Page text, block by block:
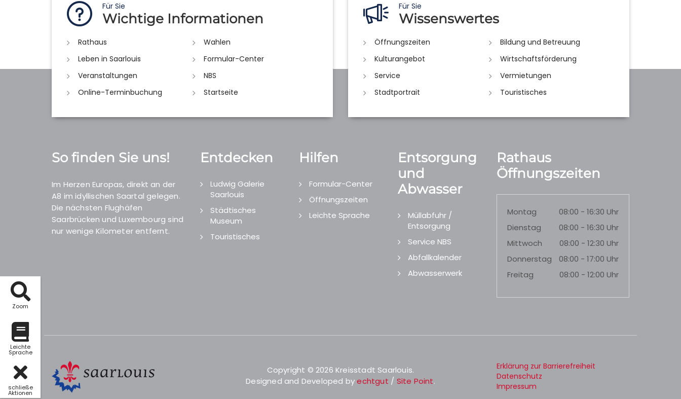
Zoom
Leichte
Sprache
schließe
Aktionen
Für Sie
Wichtige Informationen
Rathaus
Wahlen
Leben in Saarlouis
Formular-Center
Veranstaltungen
NBS
Online-Terminbuchung
Startseite
Für Sie
Wissenswertes
Öffnungszeiten
Bildung und Betreuung
Kulturangebot
Wirtschaftsförderung
Service
Vermietungen
Stadtportrait
Touristisches
So finden Sie uns!
Im Herzen Europas, direkt an der
A8 im idyllischen Saartal gelegen.
Die nächsten Flughäfen
Saarbrücken und Luxembourg sind
nur wenige Kilometer entfernt.
Entdecken
Ludwig Galerie
Saarlouis
Städtisches
Museum
Touristisches
Hilfen
Formular-Center
Öffnungszeiten
Leichte Sprache
Entsorgung
und
Abwasser
Müllabfuhr /
Entsorgung
Service NBS
Abfallkalender
Abwasserwerk
Rathaus
Öffnungszeiten
Montag
08:00 - 16:30 Uhr
Dienstag
08:00 - 16:30 Uhr
Mittwoch
08:00 - 12:30 Uhr
Donnerstag
08:00 - 17:00 Uhr
Freitag
08:00 - 12:00 Uhr
Copyright © 2026 Kreisstadt Saarlouis.
Designed and Developed byechtgut / Site Point.
Erklärung zur Barrierefreiheit
Datenschutz
Impressum